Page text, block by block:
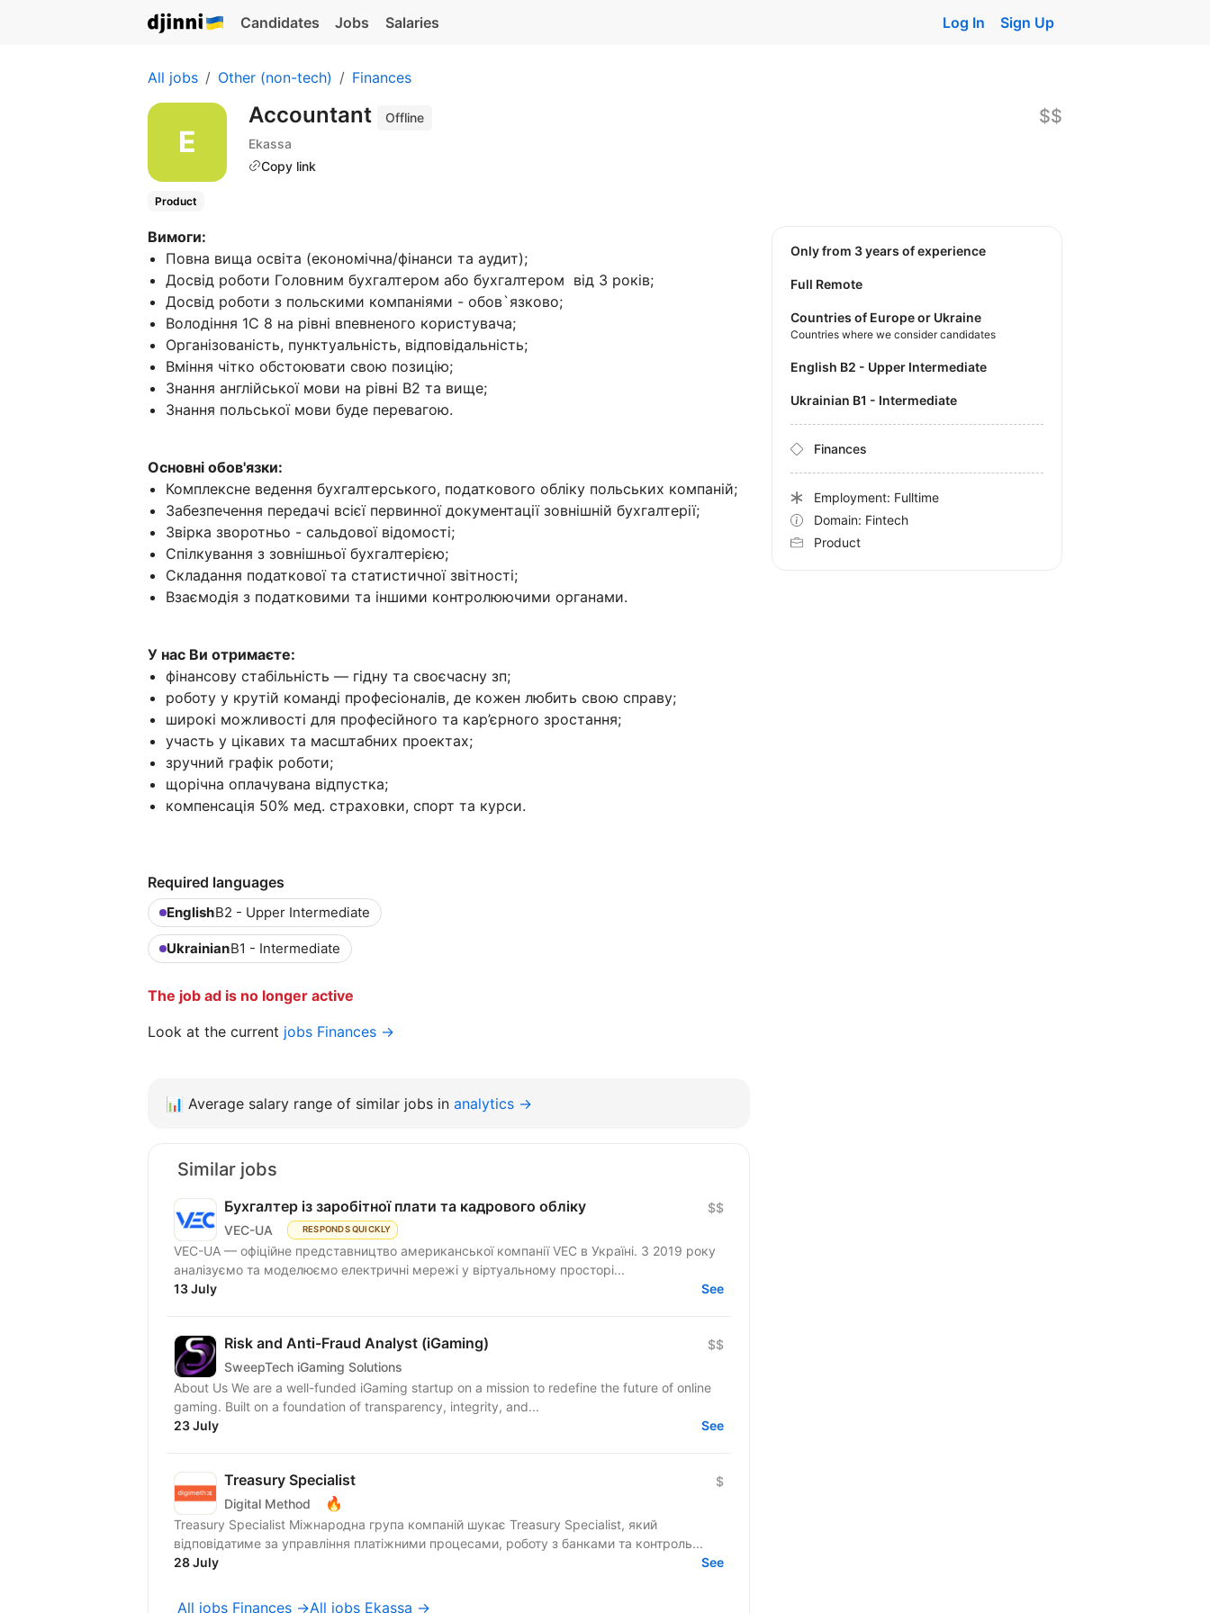
Candidates Jobs Salaries Log In Sign Up
All jobs Other (non-tech) Finances
Аccountant
Offline
Ekassa
Copy link
$$
Product
Вимоги:
Повна вища освіта (економічна/фінанси та аудит);
Досвід роботи Головним бухгалтером або бухгалтером від 3 років;
Досвід роботи з польскими компаніями - обов`язково;
Володіння 1С 8 на рівні впевненого користувача;
Організованість, пунктуальність, відповідальність;
Вміння чітко обстоювати свою позицію;
Знання англійської мови на рівні В2 та вище;
Знання польської мови буде перевагою.
Основні обов'язки:
Комплексне ведення бухгалтерського, податкового обліку польських компаній;
Забезпечення передачі всієї первинної документації зовнішній бухгалтерії;
Звірка зворотньо - сальдової відомості;
Спілкування з зовнішньої бухгалтерією;
Складання податкової та статистичної звітності;
Взаємодія з податковими та іншими контролюючими органами.
У нас Ви отримаєте:
фінансову стабільність — гідну та своєчасну зп;
роботу у крутій команді професіоналів, де кожен любить свою справу;
широкі можливості для професійного та кар’єрного зростання;
участь у цікавих та масштабних проектах;
зручний графік роботи;
щорічна оплачувана відпустка;
компенсація 50% мед. страховки, спорт та курси.
Required languages
EnglishB2 - Upper Intermediate
UkrainianB1 - Intermediate
The job ad is no longer active
Look at the current jobs Finances →
Only from 3 years of experience
Full Remote
Countries of Europe or Ukraine
Countries where we consider candidates
English B2 - Upper Intermediate
Ukrainian B1 - Intermediate
Finances
Employment: Fulltime
Domain: Fintech
Product
📊 Average salary range of similar jobs in analytics →
Similar jobs
Бухгалтер із заробітної плати та кадрового обліку
VEC-UA RESPONDS QUICKLY
$$
VEC-UA — офіційне представництво американської компанії VEC в Україні. З 2019 року
аналізуємо та моделюємо електричні мережі у віртуальному просторі...
13 July
See
Risk and Anti-Fraud Analyst (iGaming)
SweepTech iGaming Solutions
$$
About Us We are a well-funded iGaming startup on a mission to redefine the future of online
gaming. Built on a foundation of transparency, integrity, and...
23 July
See
Treasury Specialist
Digital Method 🔥
$
Treasury Specialist Міжнародна група компаній шукає Treasury Specialist, який
відповідатиме за управління платіжними процесами, роботу з банками та контроль...
28 July
See
All jobs Finances →All jobs Ekassa →